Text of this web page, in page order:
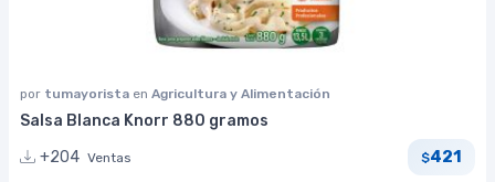
por tumayorista en Agricultura y Alimentación
Salsa Blanca Knorr 880 gramos
+204 Ventas $421